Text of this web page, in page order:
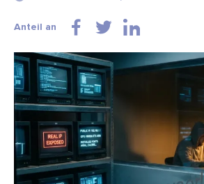
Anteil an